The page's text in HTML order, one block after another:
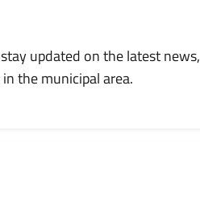
updated on the latest news,
the municipal area.